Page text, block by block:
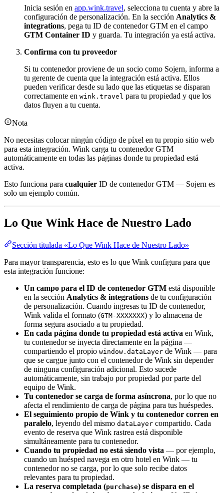
Inicia sesión en app.wink.travel, selecciona tu cuenta y abre la
configuración de personalización. En la sección Analytics &
integrations, pega tu ID de contenedor GTM en el campo
GTM Container ID y guarda. Tu integración ya está activa.
Confirma con tu proveedor
Si tu contenedor proviene de un socio como Sojern, informa a
tu gerente de cuenta que la integración está activa. Ellos
pueden verificar desde su lado que las etiquetas se disparan
correctamente en wink.travel para tu propiedad y que los
datos fluyen a tu cuenta.
Nota
No necesitas colocar ningún código de píxel en tu propio sitio web
para esta integración. Wink carga tu contenedor GTM
automáticamente en todas las páginas donde tu propiedad está
activa.
Esto funciona para cualquier ID de contenedor GTM — Sojern es
solo un ejemplo común.
Lo Que Wink Hace de Nuestro Lado
Sección titulada «Lo Que Wink Hace de Nuestro Lado»
Para mayor transparencia, esto es lo que Wink configura para que
esta integración funcione:
Un campo para el ID de contenedor GTM está disponible
en la sección Analytics & integrations de tu configuración
de personalización. Cuando ingresas tu ID de contenedor,
Wink valida el formato (GTM-XXXXXXX) y lo almacena de
forma segura asociado a tu propiedad.
En cada página donde tu propiedad está activa en Wink,
tu contenedor se inyecta directamente en la página —
compartiendo el propio window.dataLayer de Wink — para
que se cargue junto con el contenedor de Wink sin depender
de ninguna configuración adicional. Esto sucede
automáticamente, sin trabajo por propiedad por parte del
equipo de Wink.
Tu contenedor se carga de forma asíncrona, por lo que no
afecta el rendimiento de carga de página para tus huéspedes.
El seguimiento propio de Wink y tu contenedor corren en
paralelo, leyendo del mismo dataLayer compartido. Cada
evento de reserva que Wink rastrea está disponible
simultáneamente para tu contenedor.
Cuando tu propiedad no está siendo vista — por ejemplo,
cuando un huésped navega en otro hotel en Wink — tu
contenedor no se carga, por lo que solo recibe datos
relevantes para tu propiedad.
La reserva completada (purchase) se dispara en el